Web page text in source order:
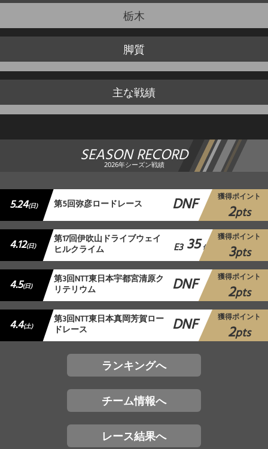
栃木
脚質
主な戦績
SEASON RECORD
2026年シーズン戦績
5.24(日) 第5回弥彦ロードレース DNF 獲得ポイント
2pts
4.12(日) 第17回伊吹山ドライブウェイ
ヒルクライム E3 35 位
獲得ポイント
3pts
4.5(日) 第3回NTT東日本宇都宮清原ク
リテリウム DNF 獲得ポイント
2pts
4.4(土) 第3回NTT東日本真岡芳賀ロー
ドレース DNF 獲得ポイント
2pts
ランキングへ
チーム情報へ
レース結果へ